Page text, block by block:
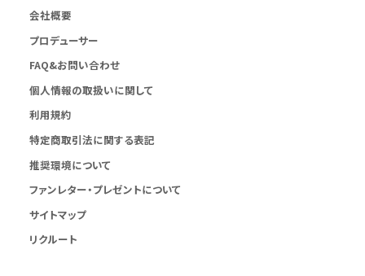
会社概要
プロデューサー
FAQ&お問い合わせ
個人情報の取扱いに関して
利用規約
特定商取引法に関する表記
推奨環境について
ファンレター・プレゼントについて
サイトマップ
リクルート